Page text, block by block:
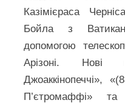
Казімієраса
Бойла з
допомогою
Арізоні. Нові
Джоаккінопеччі»,
П’єтромаффі»